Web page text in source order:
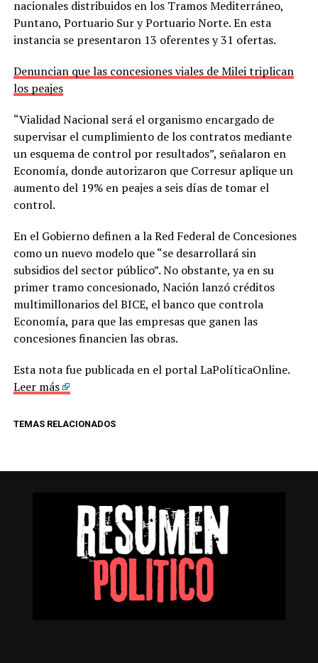
nacionales distribuidos en los Tramos Mediterráneo,
Puntano, Portuario Sur y Portuario Norte. En esta
instancia se presentaron 13 oferentes y 31 ofertas.
Denuncian que las concesiones viales de Milei triplican
los peajes
“Vialidad Nacional será el organismo encargado de
supervisar el cumplimiento de los contratos mediante
un esquema de control por resultados”, señalaron en
Economía, donde autorizaron que Corresur aplique un
aumento del 19% en peajes a seis días de tomar el
control.
En el Gobierno definen a la Red Federal de Concesiones
como un nuevo modelo que “se desarrollará sin
subsidios del sector público”. No obstante, ya en su
primer tramo concesionado, Nación lanzó créditos
multimillonarios del BICE, el banco que controla
Economía, para que las empresas que ganen las
concesiones financien las obras.
Esta nota fue publicada en el portal LaPolíticaOnline.
Leer más
TEMAS RELACIONADOS